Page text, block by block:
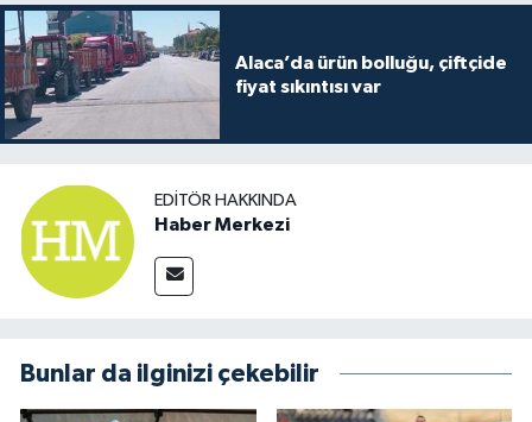
Alaca’da ürün bolluğu, çiftçide
fiyat sıkıntısı var
EDITÖR HAKKINDA
Haber Merkezi
Bunlar da ilginizi çekebilir